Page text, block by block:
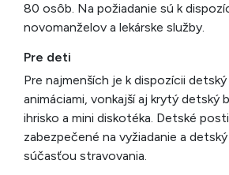
80 osôb. Na požiadanie sú k
novomanželov a lekárske služby.
Pre deti
Pre najmenších je k dispozícii detský
animáciami, vonkajší aj krytý detský
ihrisko a mini diskotéka. Detské
zabezpečené na vyžiadanie a
súčasťou stravovania.